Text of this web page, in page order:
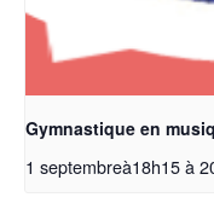
Gymnastique en
1 septembreà18h15à